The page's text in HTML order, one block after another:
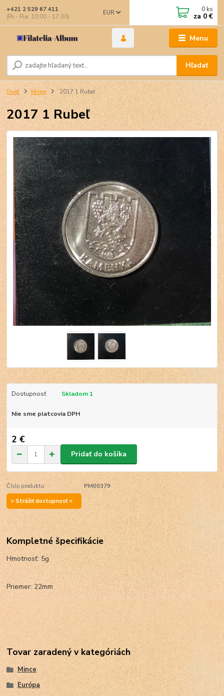
Menu
EUR
Hľadať
+421 2 529 67 411
(Po - Pia: 10:00 - 17:30)
0 ks
za 0 €
Úvod Mince 2017 1 Rubeľ
2017 1 Rubeľ
Dostupnosť Skladom 1
Nie sme platcovia DPH
2 €
Pridať do košíka
Číslo produktu:
PM00379
> Strážiť dostupnosť <
Kompletné špecifikácie
Hmotnosť: 5g
Priemer: 22mm
Tovar zaradený v kategóriách
Mince
Európa